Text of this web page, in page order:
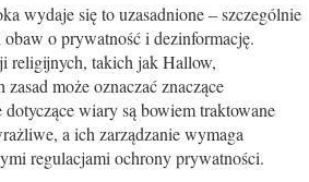
wydaje się to uzasadnione – szczególnie
o prywatność i dezinformację.
religijnych, takich jak Hallow,
może oznaczać znaczące
wiary są bowiem traktowane
a ich zarządzanie wymaga
regulacjami ochrony prywatności.